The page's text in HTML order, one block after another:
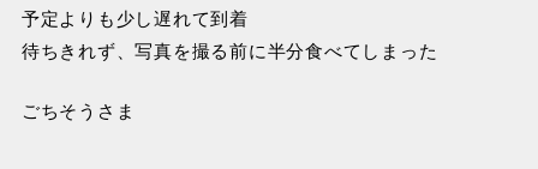
予定よりも少し遅れて到着
待ちきれず、写真を撮る前に半分食べてしまった
ごちそうさま